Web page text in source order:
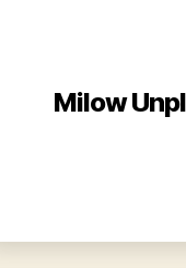
Milow